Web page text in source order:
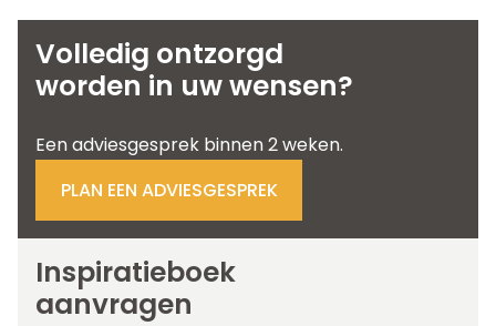
Volledig ontzorgd
worden in uw wensen?
Een adviesgesprek binnen 2 weken.
PLAN EEN ADVIESGESPREK
Inspiratieboek
aanvragen